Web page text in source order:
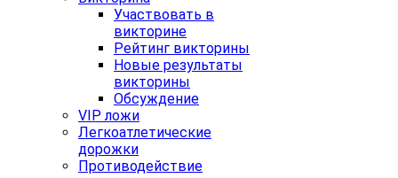
Участвовать в
викторине
Рейтинг викторины
Новые результаты
викторины
Обсуждение
VIP ложи
Легкоатлетические
дорожки
Противодействие